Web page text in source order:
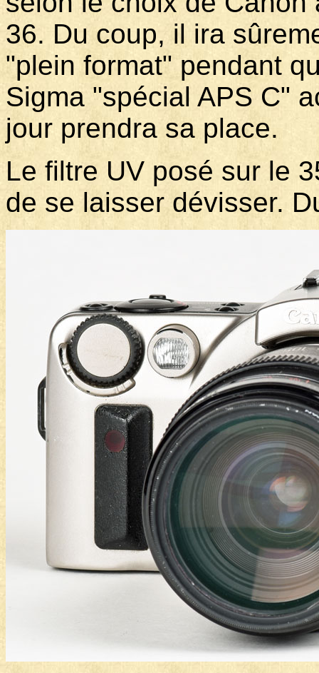
36. Du coup, il ira
"plein format" pendant
Sigma "spécial APS C"
jour prendra sa place.
Le filtre UV posé sur le
de se laisser dévisser.